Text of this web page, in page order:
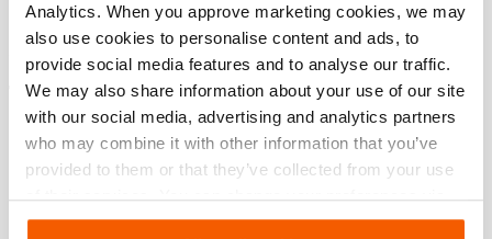
Analytics. When you approve marketing cookies, we may
also use cookies to personalise content and ads, to
provide social media features and to analyse our traffic.
We may also share information about your use of our site
with our social media, advertising and analytics partners
who may combine it with other information that you’ve
provided to them or that they’ve collected from your use
of their services. You can change your preferences via
Settings. See ourcookiestatement.
Téléchargements
, Fiche technique, A4 métrique